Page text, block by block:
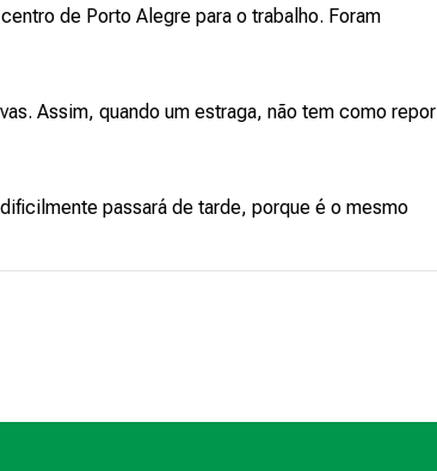
de Porto Alegre para o trabalho. Foram
Assim, quando um estraga, não tem como repor
passará de tarde, porque é o mesmo